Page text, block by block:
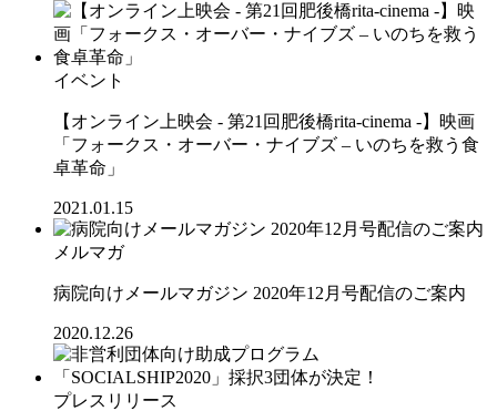
イベント
【オンライン上映会 - 第21回肥後橋rita-cinema -】映画
「フォークス・オーバー・ナイブズ – いのちを救う食
卓革命」
2021.01.15
メルマガ
病院向けメールマガジン 2020年12月号配信のご案内
2020.12.26
プレスリリース